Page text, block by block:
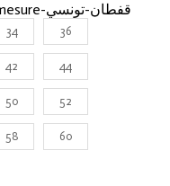
امنح نفسك الترف
بالخرز
أضف لمسة
توصيل لجميع
caftan-brode-et-perle-sur-mesure-قفطان-تونسي
34 36
42 44
50 52
58 60